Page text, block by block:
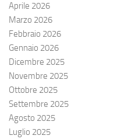
Aprile 2026
Marzo 2026
Febbraio 2026
Gennaio 2026
Dicembre 2025
Novembre 2025
Ottobre 2025
Settembre 2025
Agosto 2025
Luglio 2025